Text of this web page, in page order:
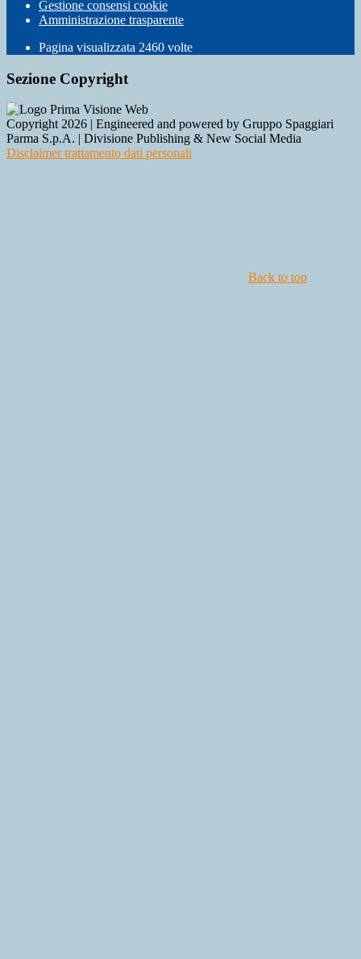
Gestione consensi cookie
Amministrazione trasparente
Pagina visualizzata 2460 volte
Sezione Copyright
Copyright 2026 | Engineered and powered by Gruppo Spaggiari
Parma S.p.A. | Divisione Publishing & New Social Media
Disclaimer trattamento dati personali
Back to top